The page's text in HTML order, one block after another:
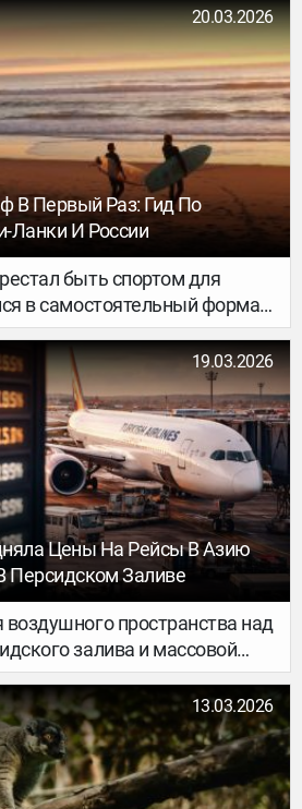
программ лояльности,
перевозчики добавляют
в альтернативные
что изменилось
20.03.2026
В Первый Раз: Гид По
Ланки И России
быть спортом для
в самостоятельный формат
способ путешествовать
местную среду, природу и
одним интересом. В этой
проще всего попробовать
первый раз, какие
новичкам, сколько это
к первой волне.
19.03.2026
Цены На Рейсы В Азию
Персидском Заливе
пространства над
залива и массовой
ближневосточные хабы
менять ценовую политику
13.03.2026